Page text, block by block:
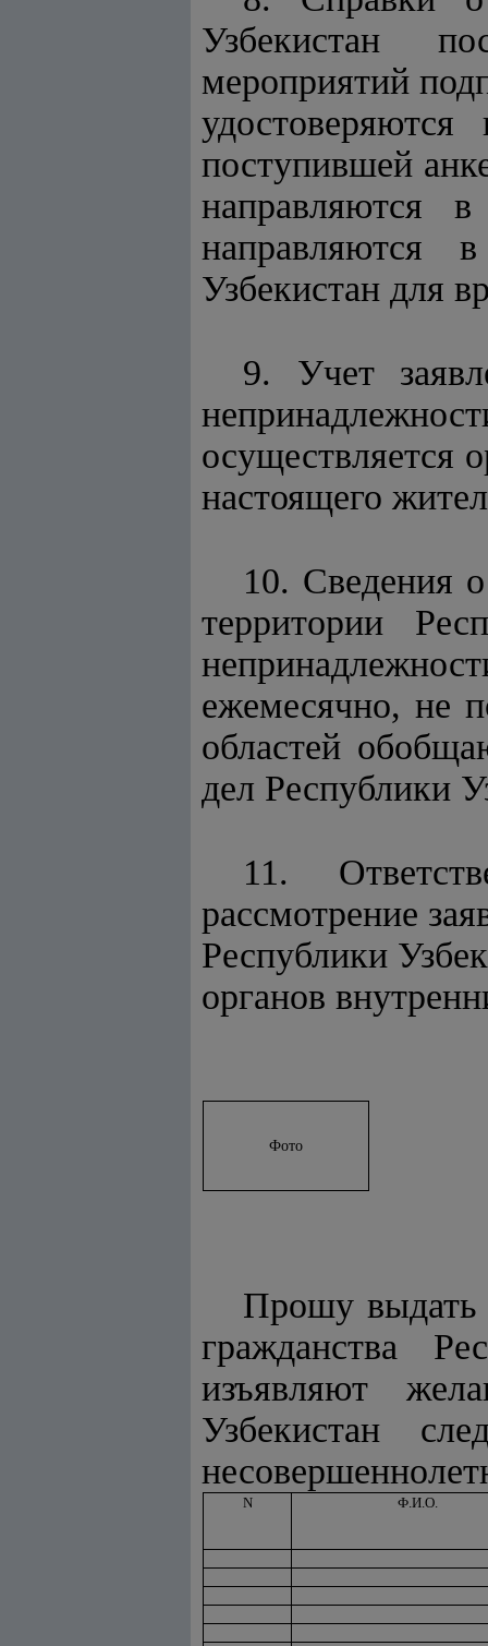
Узбекистан
мероприятий
поступившей
направляются
направляются
Узбекистан для
9. Учет
осуществляется
настоящего
10. Сведения
территории
ежемесячно, не
областей
дел Республики
11.
рассмотрение
Республики
органов
Фото
Прошу выдать
гражданства
изъявляют
Узбекистан
N Ф.И.О.